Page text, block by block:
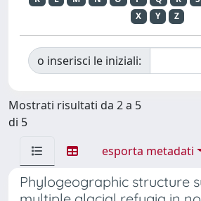
X
Y Z
o inserisci le iniziali:
Mostrati risultati da 2 a 5
di 5
esporta metadati
Phylogeographic structure